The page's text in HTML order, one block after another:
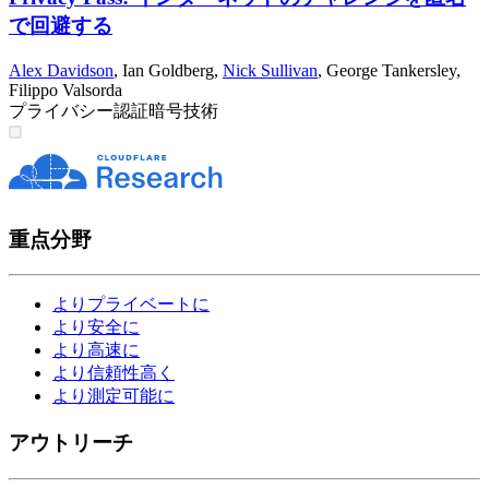
で回避する
Alex Davidson, Ian Goldberg, Nick Sullivan, George Tankersley,
Filippo Valsorda
プライバシー認証暗号技術
重点分野
よりプライベートに
より安全に
より高速に
より信頼性高く
より測定可能に
アウトリーチ